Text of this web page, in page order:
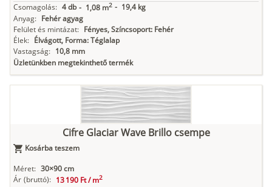
Csomagolás: 4 db - 1,08 m2 - 19,4 kg
Anyag: Fehér agyag
Felület és mintázat: Fényes, Színcsoport: Fehér
Élek: Élvágott, Forma: Téglalap
Vastagság: 10,8 mm
Üzletünkben megtekinthető termék
Cifre Glaciar Wave Brillo csempe
Kosárba teszem
Méret: 30×90 cm
Ár (bruttó): 13 190 Ft /m2